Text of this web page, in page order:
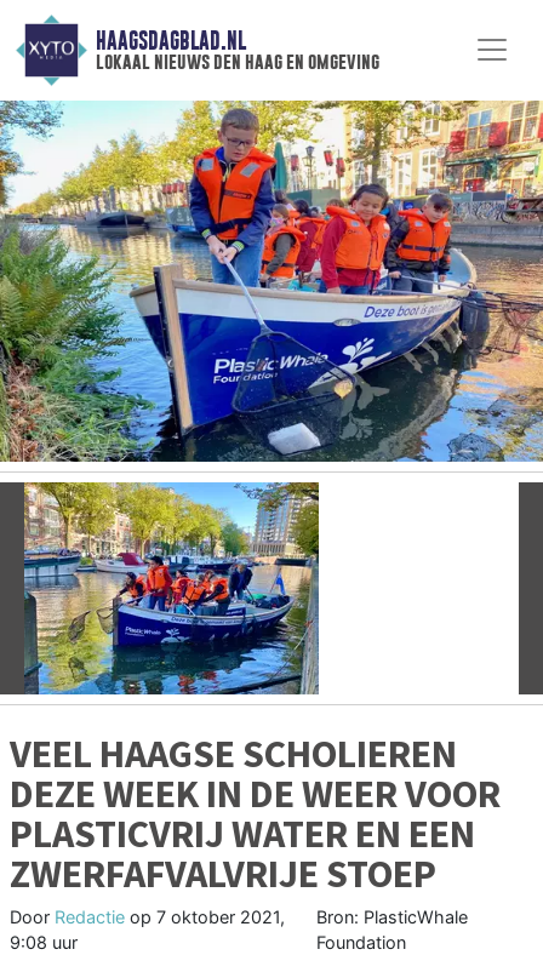
HAAGSDAGBLAD.NL
lokaal nieuws den haag en omgeving
Vorige
VEEL HAAGSE SCHOLIEREN
DEZE WEEK IN DE WEER VOOR
PLASTICVRIJ WATER EN EEN
ZWERFAFVALVRIJE STOEP
Door Redactie op 7 oktober 2021,
9:08 uur
Bron: PlasticWhale
Foundation